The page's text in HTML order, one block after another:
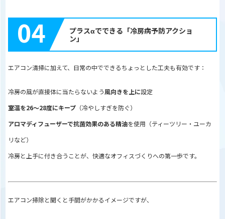
04
プラスαでできる「冷房病予防アクショ
ン」
エアコン清掃に加えて、日常の中でできるちょっとした工夫も有効です：
冷房の風が直接体に当たらないよう風向きを上に設定
室温を26〜28度にキープ （冷やしすぎを防ぐ）
アロマディフューザーで抗菌効果のある精油を使用（ティーツリー・ユーカ
リなど）
冷房と上手に付き合うことが、快適なオフィスづくりへの第一歩です。
エアコン掃除と聞くと手間がかかるイメージですが、